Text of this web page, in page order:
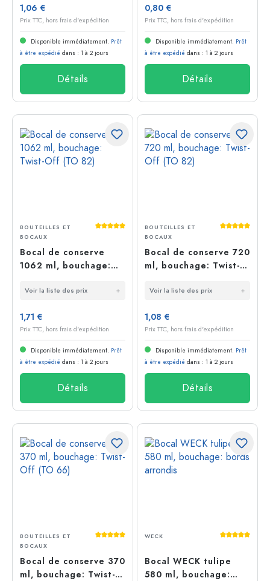
1,06 €
Prix TTC, hors frais d'expédition
Disponible immédiatement. Prêt
à être expédié dans : 1 à 2 jours
Détails
0,80 €
Prix TTC, hors frais d'expédition
Disponible immédiatement. Prêt
à être expédié dans : 1 à 2 jours
Détails
Average rating of 5 out of 5 stars
BOUTEILLES ET
BOCAUX
Bocal de conserve
1062 ml, bouchage:
Voir la liste des prix
1,71 €
Prix TTC, hors frais d'expédition
Disponible immédiatement. Prêt
à être expédié dans : 1 à 2 jours
Détails
Average
BOUTEILLES ET
BOCAUX
Bocal de conserve 720
ml, bouchage: Twist-
Voir la liste des prix
1,08 €
Prix TTC, hors frais d'expédition
Disponible immédiatement. Prêt
à être expédié dans : 1 à 2 jours
Détails
Average rating of 5 out of 5 stars
BOUTEILLES ET
BOCAUX
Bocal de conserve 370
ml, bouchage: Twist-
Average
WECK
Bocal WECK tulipe
580 ml, bouchage: